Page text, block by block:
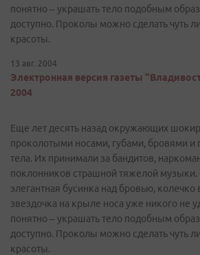
понятно – украшать тело подобным
доступно. Проколы можно сделать чуть
красоты.
13 авг. 2004
Электронная версия газеты
2004
Еще лет десять назад окружающих
проколотыми носами, губами, бровями и
тела. Их принимали за бандитов,
поклонников страшной тяжелой музыки.
элегантная бусинка над бровью, колечко
звездочка на крыле носа уже никого не
понятно – украшать тело подобным
доступно. Проколы можно сделать чуть
красоты.